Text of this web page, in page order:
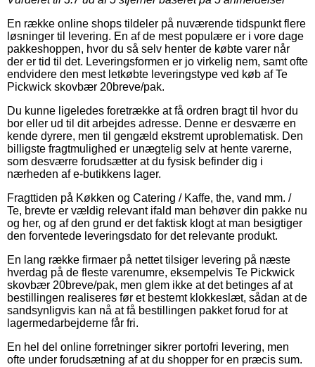
En række online shops tildeler på nuværende tidspunkt flere
løsninger til levering. En af de mest populære er i vore dage
pakkeshoppen, hvor du så selv henter de købte varer når
der er tid til det. Leveringsformen er jo virkelig nem, samt ofte
endvidere den mest letkøbte leveringstype ved køb af Te
Pickwick skovbær 20breve/pak.
Du kunne ligeledes foretrække at få ordren bragt til hvor du
bor eller ud til dit arbejdes adresse. Denne er desværre en
kende dyrere, men til gengæld ekstremt uproblematisk. Den
billigste fragtmulighed er unægtelig selv at hente varerne,
som desværre forudsætter at du fysisk befinder dig i
nærheden af e-butikkens lager.
Fragttiden på Køkken og Catering / Kaffe, the, vand mm. /
Te, brevte er vældig relevant ifald man behøver din pakke nu
og her, og af den grund er det faktisk klogt at man besigtiger
den forventede leveringsdato for det relevante produkt.
En lang række firmaer på nettet tilsiger levering på næste
hverdag på de fleste varenumre, eksempelvis Te Pickwick
skovbær 20breve/pak, men glem ikke at det betinges af at
bestillingen realiseres før et bestemt klokkeslæt, sådan at de
sandsynligvis kan nå at få bestillingen pakket forud for at
lagermedarbejderne får fri.
En hel del online forretninger sikrer portofri levering, men
ofte under forudsætning af at du shopper for en præcis sum.